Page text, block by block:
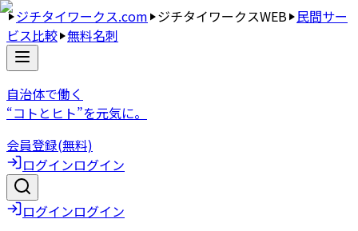
ジチタイワークス.com ジチタイワークスWEB 民間サー
ビス比較 無料名刺
自治体で働く
“コトとヒト”を元気に。
会員登録(無料)
ログインログイン
ログインログイン